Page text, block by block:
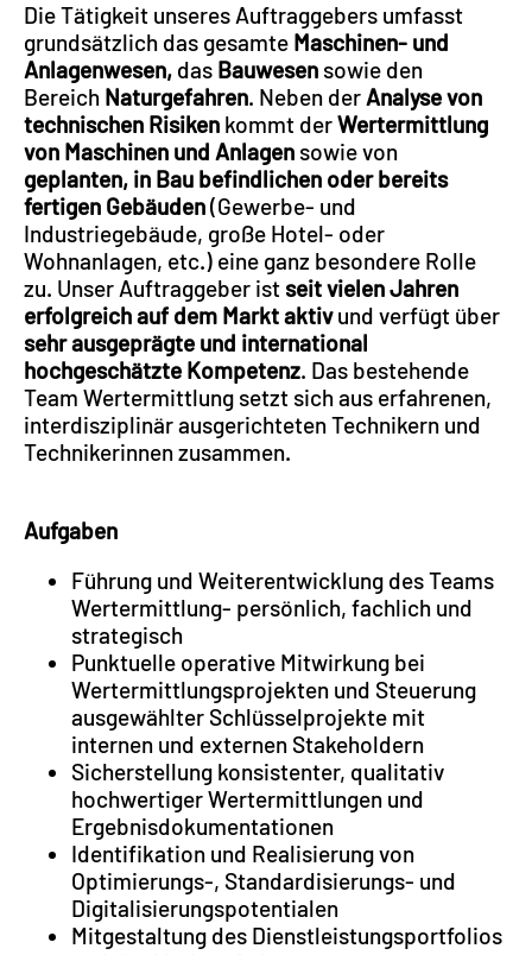
Die Tätigkeit unseres Auftraggebers umfasst
grundsätzlich das gesamte Maschinen- und
Anlagenwesen, das Bauwesen sowie den
Bereich Naturgefahren. Neben derAnalyse von
technischen Risiken kommt derWertermittlung
von Maschinen und Anlagen sowie von
geplanten, in Bau befindlichen oder bereits
fertigen Gebäuden(Gewerbe- und
Industriegebäude, große Hotel- oder
Wohnanlagen, etc.) eine ganz besondere Rolle
zu. Unser Auftraggeber ist seit vielen Jahren
erfolgreich auf dem Markt aktivund verfügt über
sehr ausgeprägte und international
hochgeschätzte Kompetenz. Das bestehende
Team Wertermittlung setzt sich aus erfahrenen,
interdisziplinär ausgerichteten Technikern und
Technikerinnen zusammen.
Aufgaben
Führung und Weiterentwicklung des Teams
Wertermittlung- persönlich, fachlich und
strategisch
Punktuelle operative Mitwirkung bei
Wertermittlungsprojekten und Steuerung
ausgewählter Schlüsselprojekte mit
internen und externen Stakeholdern
Sicherstellung konsistenter, qualitativ
hochwertiger Wertermittlungen und
Ergebnisdokumentationen
Identifikation und Realisierung von
Optimierungs-, Standardisierungs- und
Digitalisierungspotentialen
Mitgestaltung des Dienstleistungsportfolios